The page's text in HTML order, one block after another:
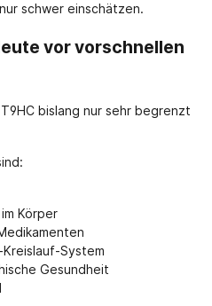
schwer einschätzen.
vor vorschnellen
bislang nur sehr begrenzt
Körper
System
Gesundheit